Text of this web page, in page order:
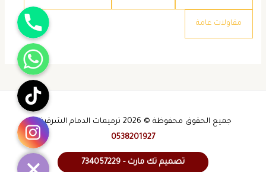
​مقاولات عامة
جميع الحقوق محفوظة © 2026 ترميمات الدمام الشرقية -
0538201927
تصميم تك مارت - 734057229
جوال
واتساب
تيك توك
انستقرام